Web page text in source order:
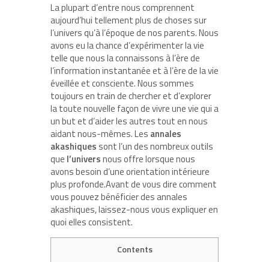
La plupart d’entre nous comprennent
aujourd’hui tellement plus de choses sur
l’univers qu’à l’époque de nos parents. Nous
avons eu la chance d’expérimenter la vie
telle que nous la connaissons à l’ère de
l’information instantanée et à l’ère de la vie
éveillée et consciente. Nous sommes
toujours en train de chercher et d’explorer
la toute nouvelle façon de vivre une vie qui a
un but et d’aider les autres tout en nous
aidant nous-mêmes. Les annales
akashiques sont l’un des nombreux outils
que l’universnous offre lorsque nous
avons besoin d’une orientation intérieure
plus profonde.Avant de vous dire comment
vous pouvez bénéficier des annales
akashiques, laissez-nous vous expliquer en
quoi elles consistent.
Contents